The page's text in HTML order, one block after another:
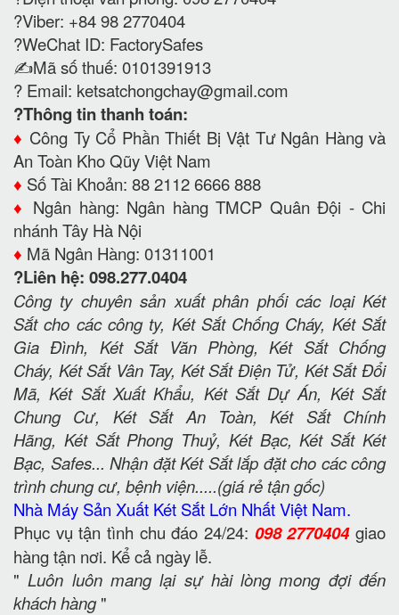
?Viber: +84 98 2770404
?WeChat ID: FactorySafes
✍️Mã số thuế: 0101391913
? Email: ketsatchongchay@gmail.com
?Thông tin thanh toán:
♦️ Công Ty Cổ Phần Thiết Bị Vật Tư Ngân Hàng và
An Toàn Kho Qũy Việt Nam
♦️ Số Tài Khoản: 88 2112 6666 888
♦️ Ngân hàng: Ngân hàng TMCP Quân Đội - Chi
nhánh Tây Hà Nội
♦️ Mã Ngân Hàng: 01311001
?Liên hệ: 098.277.0404
Công ty chuyên sản xuất phân phối các loại Két
Sắt cho các công ty, Két Sắt Chống Cháy, Két Sắt
Gia Đình, Két Sắt Văn Phòng, Két Sắt Chống
Cháy, Két Sắt Vân Tay, Két Sắt Điện Tử, Két Sắt Đổi
Mã, Két Sắt Xuất Khẩu, Két Sắt Dự Án, Két Sắt
Chung Cư, Két Sắt An Toàn, Két Sắt Chính
Hãng, Két Sắt Phong Thuỷ, Két Bạc, Két Sắt Két
Bạc, Safes... Nhận đặt Két Sắt lắp đặt cho các công
trình chung cư, bệnh viện.....(giá rẻ tận gốc)
Nhà Máy Sản Xuất Két Sắt Lớn Nhất Việt Nam.
Phục vụ tận tình chu đáo 24/24: 098 2770404giao
hàng tận nơi. Kể cả ngày lễ.
"Luôn luôn mang lại sự hài lòng mong đợi đến
khách hàng"